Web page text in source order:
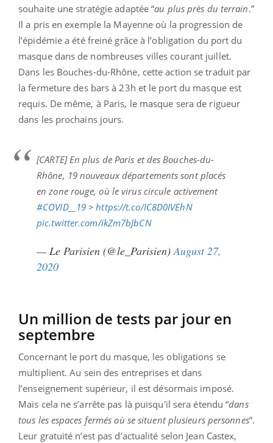
souhaite une stratégie adaptée “au plus près du terrain.”
Il a pris en exemple la Mayenne où la progression de
l’épidémie a été freiné grâce à l’obligation du port du
masque dans de nombreuses villes courant juillet.
Dans les Bouches-du-Rhône, cette action se traduit par
la fermeture des bars à 23h et le port du masque est
requis. De même, à Paris, le masque sera de rigueur
dans les prochains jours.
[CARTE] En plus de Paris et des Bouches-du-
Rhône, 19 nouveaux départements sont placés
en zone rouge, où le virus circule activement
#COVID__19 >https://t.co/IC8D0IVEhN
pic.twitter.com/ikZm7bJbCN
— Le Parisien (@le_Parisien)August 27,
2020
Un million de tests par jour en
septembre
Concernant le port du masque, les obligations se
multiplient. Au sein des entreprises et dans
l’enseignement supérieur, il est désormais imposé.
Mais cela ne s’arrête pas là puisqu'il sera étendu “dans
tous les espaces fermés où se situent plusieurs personnes”.
Leur gratuité n’est pas d’actualité selon Jean Castex,